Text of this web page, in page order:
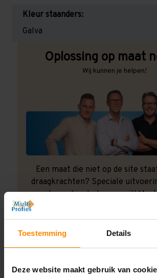
Toestemming Details
Deze website maakt gebruik van
Kleur staanders:
Galva
Oplossing op maat
Wij kunnen je helpen!
Een maat die niet op de site
draagkrachten? Speciale
experts werken het graag uit!
Contact met specialist